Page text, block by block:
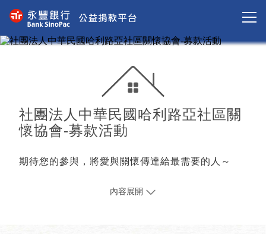
社團法人中華民國哈利路亞社區關
懷協會-募款活動
期待您的參與，將愛與關懷傳達給最需要的人～